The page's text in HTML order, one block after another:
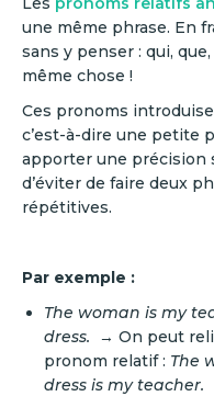
une même phrase. En
sans y penser : qui,
même chose !
Ces pronoms
c’est-à-dire une petite
apporter une précision
d’éviter de faire deux
répétitives.
Par exemple :
The woman is my
dress.
→ On peut
pronom relatif : The
dress is my teacher.